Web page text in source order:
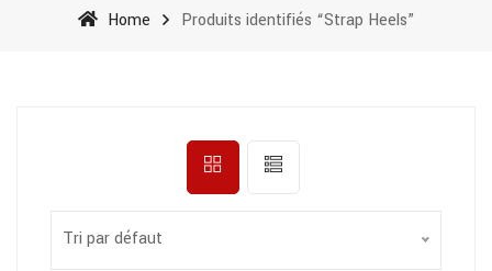
Home Produits identifiés “Strap Heels”
Tri par défaut